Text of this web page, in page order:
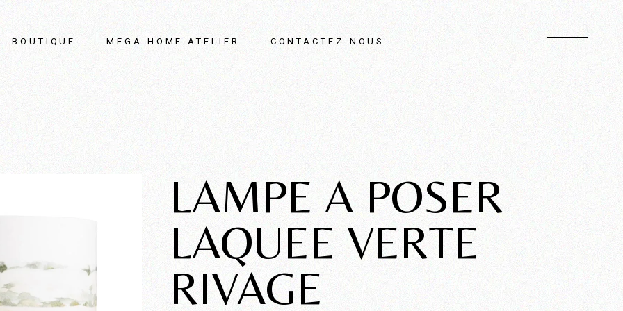
BOUTIQUE MEGA HOME ATELIER CONTACTEZ-NOUS
LAMPE A POSER
LAQUEE VERTE
RIVAGE